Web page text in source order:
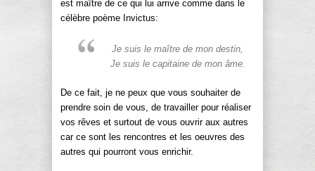
est maître de ce qui lui arrive comme dans le
célèbre poème Invictus:
Je suis le maître de mon destin,
Je suis le capitaine de mon âme.
De ce fait, je ne peux que vous souhaiter de
prendre soin de vous, de travailler pour réaliser
vos rêves et surtout de vous ouvrir aux autres
car ce sont les rencontres et les oeuvres des
autres qui pourront vous enrichir.